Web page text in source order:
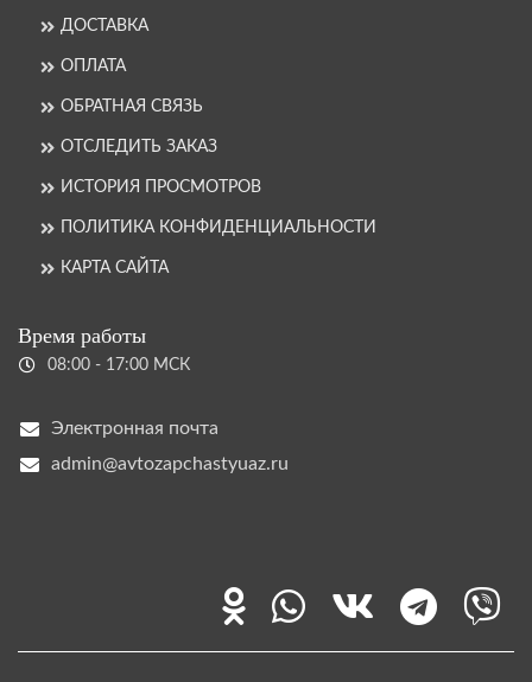
ДОСТАВКА
ОПЛАТА
ОБРАТНАЯ СВЯЗЬ
ОТСЛЕДИТЬ ЗАКАЗ
ИСТОРИЯ ПРОСМОТРОВ
ПОЛИТИКА КОНФИДЕНЦИАЛЬНОСТИ
КАРТА САЙТА
Время работы
08:00 - 17:00 МСК
Электронная почта
admin@avtozapchastyuaz.ru